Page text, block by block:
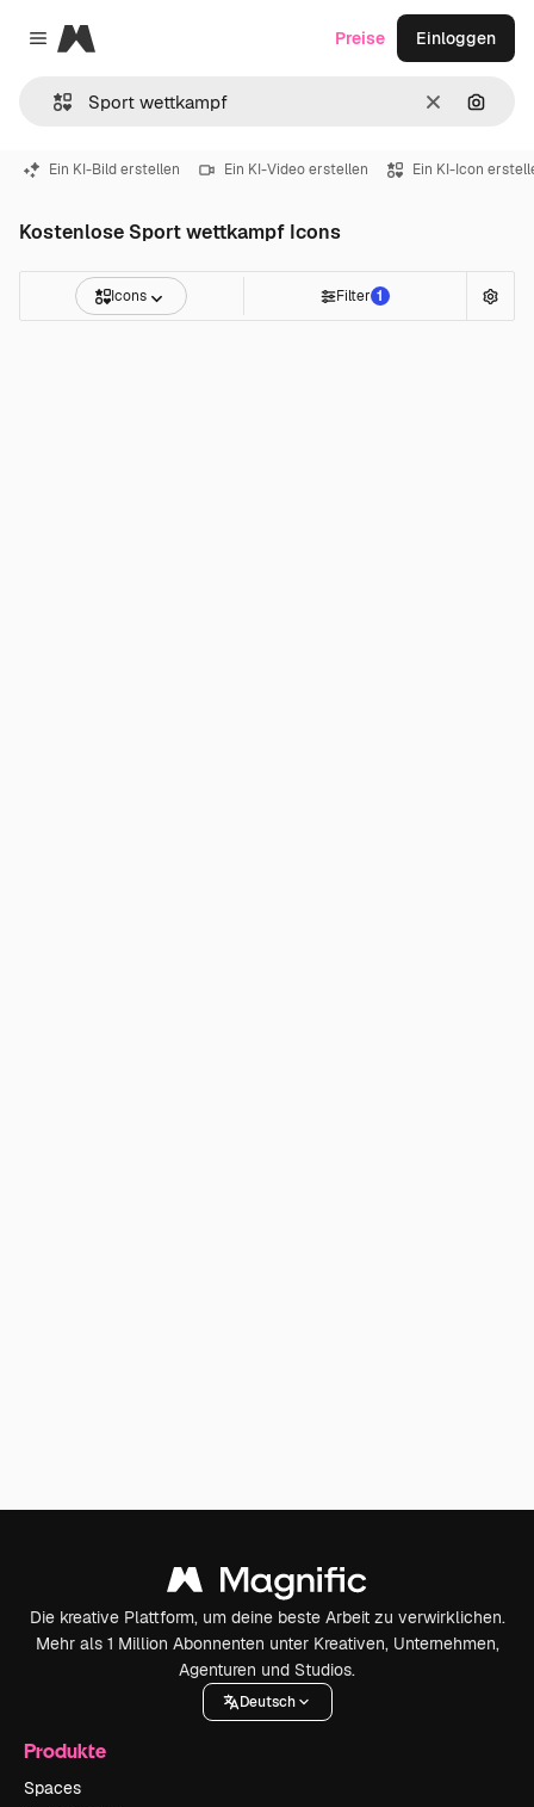
Close menu
Magnific
LöschenNach
Preise Einloggen
Ein KI-Bild erstellen Ein KI-Video erstellen Ein KI-Icon
Kostenlose Sport wettkampf Icons
Icons Filter 1
Die kreative Plattform, um deine beste Arbeit zu verwirklichen.
Mehr als 1 Million Abonnenten unter Kreativen, Unternehmen,
Agenturen und Studios.
Deutsch
Produkte
Spaces